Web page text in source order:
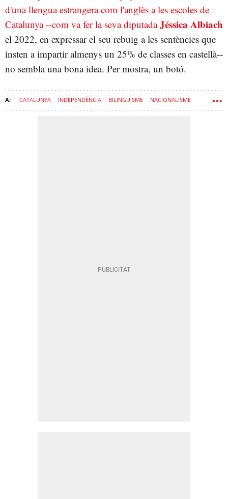
d'una llengua estrangera com l'anglès a les escoles de
Catalunya --com va fer la seva diputadaJéssica Albiach
el 2022, en expressar el seu rebuig a les sentències que
insten a impartir almenys un 25% de classes en castellà--
no sembla una bona idea. Per mostra, un botó.
CATALUNYA INDEPENDÈNCIA BILINGÜISME NACIONALISME